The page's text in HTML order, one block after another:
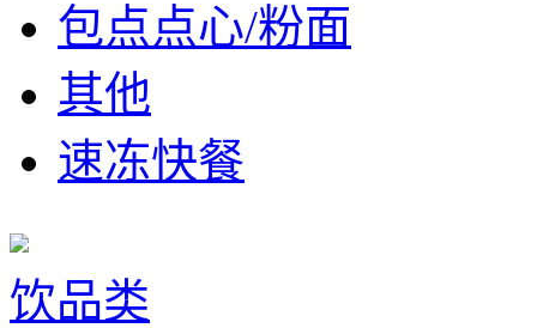
包点点心/粉面
其他
速冻快餐
饮品类